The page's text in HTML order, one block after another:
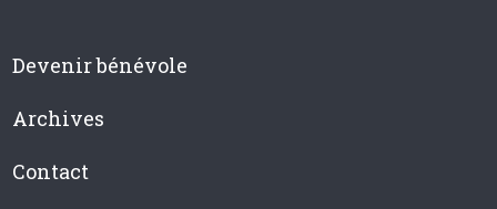
Devenir bénévole
Archives
Contact